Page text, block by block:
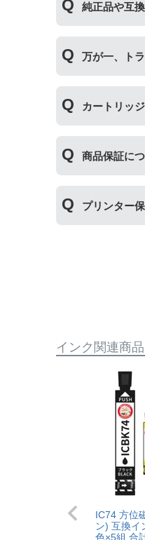
純正より印
純正品や互
製品の詰め
い。
万が一、ト
内、ご使用
カートリッ
た、保管の
商品保証に
保証期間：
トラブルが
・商品を返
・返品理由
プリンター
当店のイン
・修理に出
・当店の商
・プリンタ
・メーカー
インク関連商品
IC74 方位
ン) 互換イ
色×5組 合